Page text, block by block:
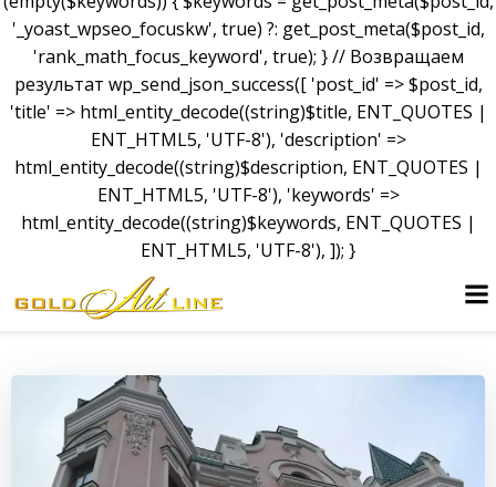
'_yoast_wpseo_focuskw', true) ?: get_post_meta($post_id,
'rank_math_focus_keyword', true); } // Возвращаем
результат wp_send_json_success([ 'post_id' => $post_id,
'title' => html_entity_decode((string)$title, ENT_QUOTES |
ENT_HTML5, 'UTF-8'), 'description' =>
html_entity_decode((string)$description, ENT_QUOTES |
ENT_HTML5, 'UTF-8'), 'keywords' =>
html_entity_decode((string)$keywords, ENT_QUOTES |
ENT_HTML5, 'UTF-8'), ]); }